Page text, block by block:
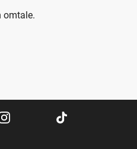
omtale.